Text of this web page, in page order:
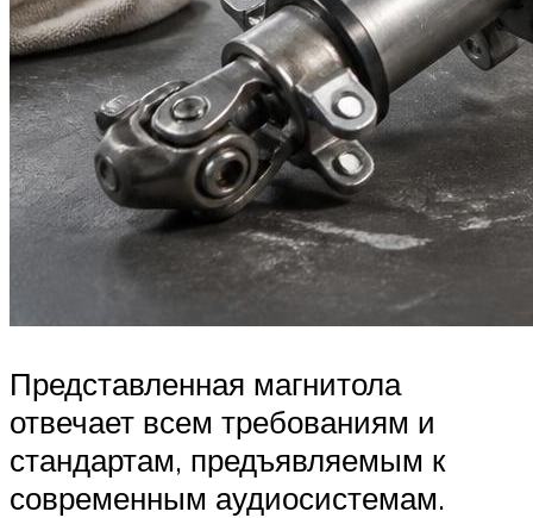
Представленная магнитола
отвечает всем требованиям и
стандартам, предъявляемым к
современным аудиосистемам.